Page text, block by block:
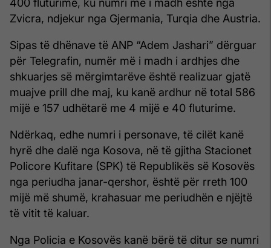
Zvicra, ndjekur nga Gjermania, Turqia dhe Austria.
Sipas të dhënave të ANP “Adem Jashari” dërguar
për Telegrafin, numër më i madh i ardhjes dhe
shkuarjes së mërgimtarëve është realizuar gjatë
muajve prill dhe maj, ku kanë ardhur në total 586
mijë e 157 udhëtarë me 4 mijë e 40 fluturime.
Ndërkaq, edhe numri i personave, të cilët kanë
hyrë dhe dalë nga Kosova, në të gjitha Stacionet
Policore Kufitare (SPK) të Republikës së Kosovës
nga periudha janar-qershor, është për rreth 100
mijë më shumë, krahasuar me periudhën e njëjtë
të vitit të kaluar.
Nga Policia e Kosovës kanë bërë të ditur se numri